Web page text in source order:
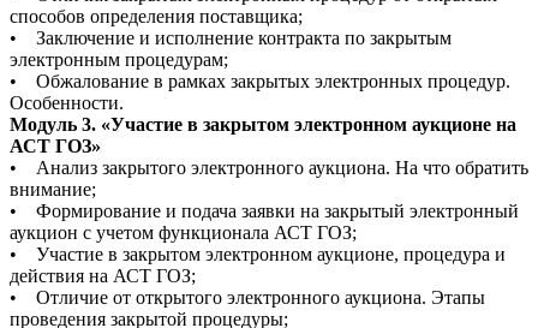
способов определения поставщика;
• Заключение и исполнение контракта по закрытым
электронным процедурам;
• Обжалование в рамках закрытых электронных процедур.
Особенности.
Модуль 3. «Участие в закрытом электронном аукционе на
АСТ ГОЗ»
• Анализ закрытого электронного аукциона. На что обратить
внимание;
• Формирование и подача заявки на закрытый электронный
аукцион с учетом функционала АСТ ГОЗ;
• Участие в закрытом электронном аукционе, процедура и
действия на АСТ ГОЗ;
• Отличие от открытого электронного аукциона. Этапы
проведения закрытой процедуры;